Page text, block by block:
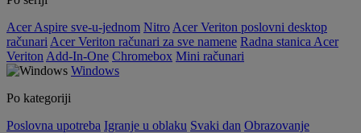
Acer Aspire sve-u-jednom Nitro Acer Veriton poslovni desktop
računari Acer Veriton računari za sve namene Radna stanica Acer
Veriton Add-In-One Chromebox Mini računari
Windows
Po kategoriji
Poslovna upotreba Igranje u oblaku Svaki dan Obrazovanje